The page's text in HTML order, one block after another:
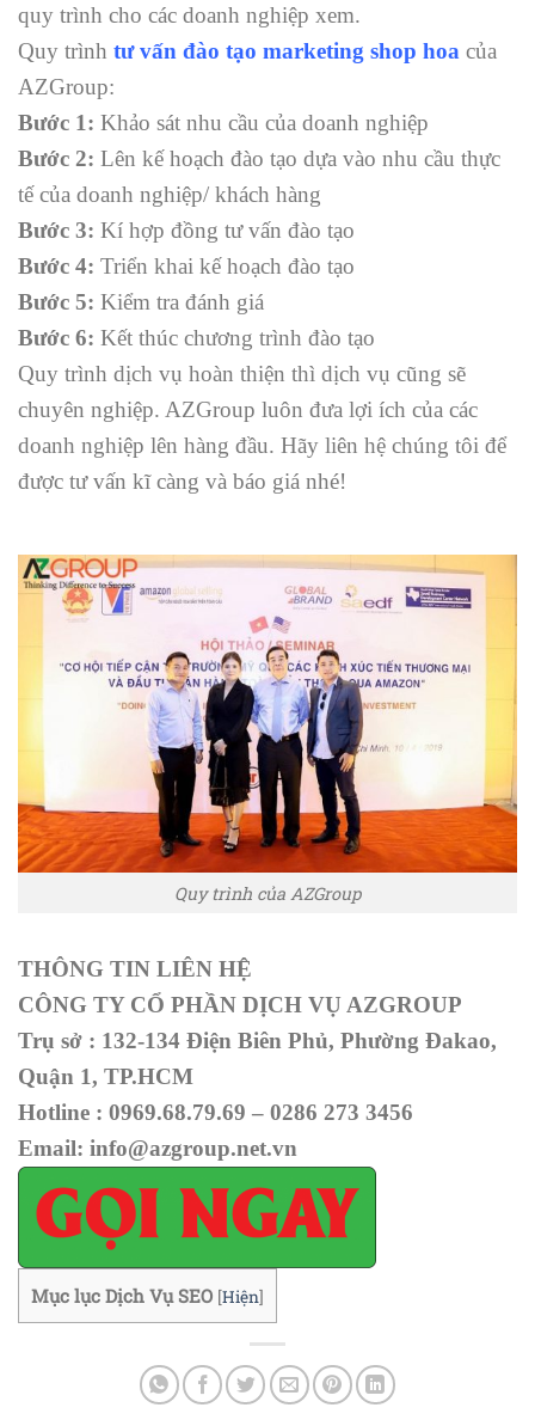
quy trình cho các doanh nghiệp xem.
Quy trình tư vấn đào tạo marketing shop hoa của
AZGroup:
Bước 1: Khảo sát nhu cầu của doanh nghiệp
Bước 2: Lên kế hoạch đào tạo dựa vào nhu cầu thực
tế của doanh nghiệp/ khách hàng
Bước 3: Kí hợp đồng tư vấn đào tạo
Bước 4: Triển khai kế hoạch đào tạo
Bước 5: Kiểm tra đánh giá
Bước 6: Kết thúc chương trình đào tạo
Quy trình dịch vụ hoàn thiện thì dịch vụ cũng sẽ
chuyên nghiệp. AZGroup luôn đưa lợi ích của các
doanh nghiệp lên hàng đầu. Hãy liên hệ chúng tôi để
được tư vấn kĩ càng và báo giá nhé!
Quy trình của AZGroup
THÔNG TIN LIÊN HỆ
CÔNG TY CỔ PHẦN DỊCH VỤ AZGROUP
Trụ sở : 132-134 Điện Biên Phủ, Phường Đakao,
Quận 1, TP.HCM
Hotline : 0969.68.79.69 – 0286 273 3456
Email: info@azgroup.net.vn
Mục lục Dịch Vụ SEO [Hiện]